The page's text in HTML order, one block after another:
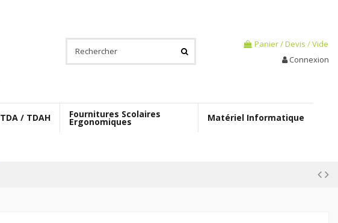
Panier / Devis /Vide
Connexion
TDA / TDAH Fournitures Scolaires
Ergonomiques Matériel Informatique